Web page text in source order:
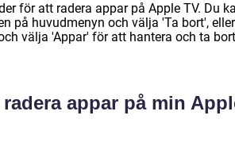
för att radera appar på Apple TV. Du
på huvudmenyn och välja 'Ta bort', eller
välja 'Appar' för att hantera och ta bort
appar på min